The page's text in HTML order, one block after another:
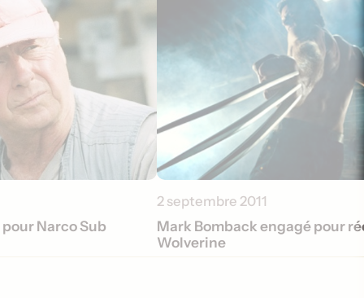
Narco Sub
2 septembre 2011
Mark Bomback engagé pour
Wolverine